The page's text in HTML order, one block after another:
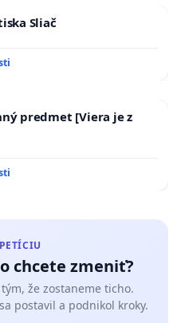
Sliač
predmet [Viera je z
chcete zmeniť?
že zostaneme ticho.
postavil a podnikol kroky.